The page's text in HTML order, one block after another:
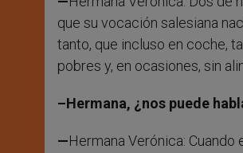
que su vocación salesiana
tanto, que incluso en coche,
pobres y, en ocasiones, sin
–Hermana, ¿nos puede
—Hermana Verónica: